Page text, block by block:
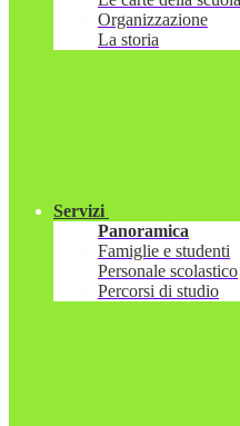
Organizzazione
La storia
Servizi
Panoramica
Famiglie e studenti
Personale scolastico
Percorsi di studio